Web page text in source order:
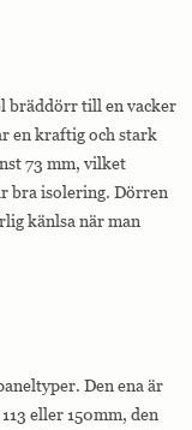
bräddörr till en vacker
en kraftig och stark
73 mm, vilket
bra isolering. Dörren
känlsa när man
Den ena är
eller 150mm, den